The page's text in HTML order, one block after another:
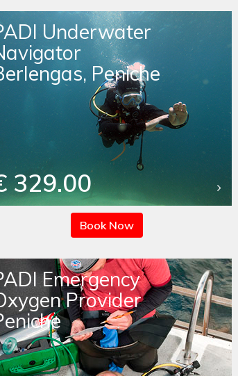
Underwater
Peniche
329.00
Book Now
Emergency
Provider